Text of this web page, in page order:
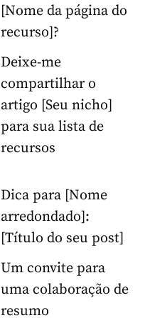
[Nome da página do
recurso]?
Deixe-me
compartilhar o
artigo [Seu nicho]
para sua lista de
recursos
Dica para [Nome
arredondado]:
[Título do seu post]
Um convite para
uma colaboração de
resumo